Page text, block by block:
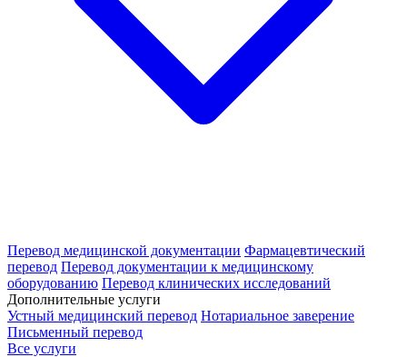
Перевод медицинской документации Фармацевтический
перевод Перевод документации к медицинскому
оборудованию Перевод клинических исследований
Дополнительные услуги
Устный медицинский перевод Нотариальное заверение
Письменный перевод
Все услуги